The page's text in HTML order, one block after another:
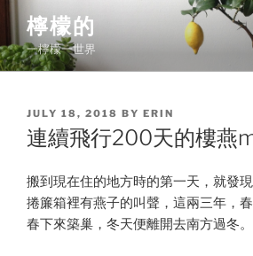
content
檸檬的
一檸檬一世界
POSTED
ON
JULY 18, 2018 BY ERIN
連續飛行200天的樓燕
搬到現在住的地方時的第一天，就發
捲簾箱裡有燕子的叫聲，這兩三年，
春下來築巢，冬天便離開去南方過冬。